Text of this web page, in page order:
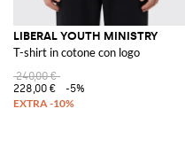
LIBERAL YOUTH MINISTRY
T-shirt in cotone con logo
240,00 €
228,00 €
-5%